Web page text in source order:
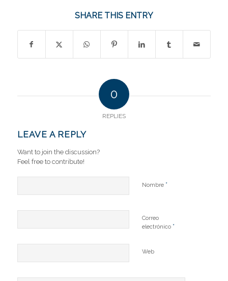
SHARE THIS ENTRY
0
REPLIES
LEAVE A REPLY
Want to join the discussion?
Feel free to contribute!
Nombre *
Correo
electrónico *
Web